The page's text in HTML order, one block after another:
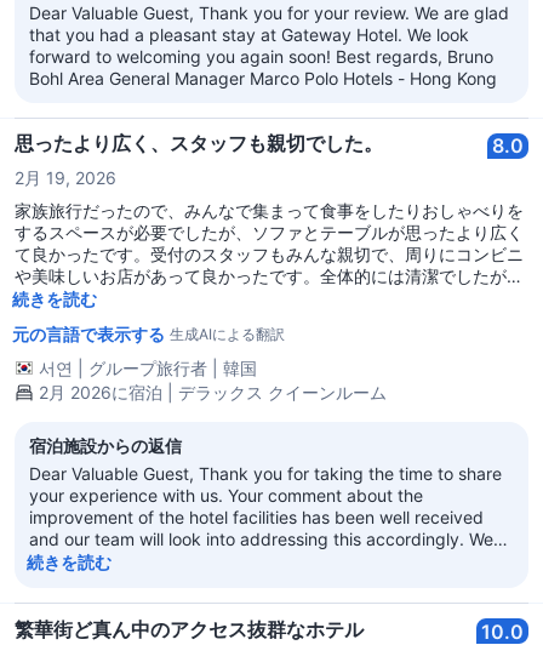
Dear Valuable Guest, Thank you for your review. We are glad
that you had a pleasant stay at Gateway Hotel. We look
forward to welcoming you again soon! Best regards, Bruno
Bohl Area General Manager Marco Polo Hotels - Hong Kong
思ったより広く、スタッフも親切でした。 8.0
2月 19, 2026
家族旅行だったので、みんなで集まって食事をしたりおしゃべりを
するスペースが必要でしたが、ソファとテーブルが思ったより広く
て良かったです。受付のスタッフもみんな親切で、周りにコンビニ
や美味しいお店があって良かったです。全体的には清潔でしたが、
デスクの椅子がかなり古くて、トイレから少し湿った臭いがしまし
続きを読む
元の言語で表示する 生成AIによる翻訳
서연 グループ旅行者
韓国
2月 2026に宿泊 | デラックス クイーンルーム
宿泊施設からの返信
Dear Valuable Guest, Thank you for taking the time to share
your experience with us. Your comment about the
improvement of the hotel facilities has been well received
and our team will look into addressing this accordingly. We
thank you for your comments and suggestions as they are
delighted to learn that in spite of the above, you did have an
enjoyable stay with us and we look forward to welcoming
続きを読む
繁華街ど真ん中のアクセス抜群なホテル 10.0